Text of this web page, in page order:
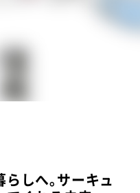
しへ｡サーキュ